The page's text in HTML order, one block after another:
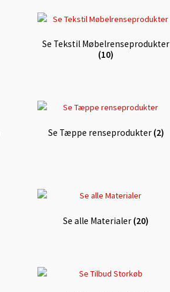
Se Tekstil Møbelrenseprodukter
(10)
Se Tæppe renseprodukter (2)
Se alle Materialer (20)